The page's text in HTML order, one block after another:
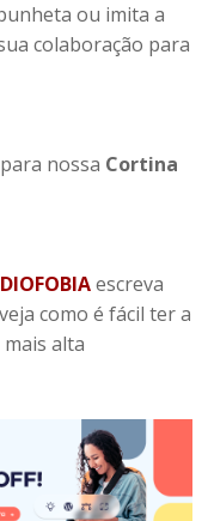
ou imita a
colaboração para
nossa Cortina
escreva
como é fácil ter a
alta